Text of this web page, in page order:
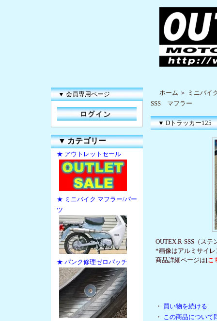
▼ 会員専用ページ
▼カテゴリー
★ アウトレットセール
★ ミニバイク マフラー/パー
ツ
★ パンク修理ゼロパッチ
ホーム ＞ ミニバイ
SSS マフラー
▼ Dトラッカー125
OUTEX.R-SSS（ス
*画像はアルミサイ
商品詳細ページは[こ
・ 買い物を続ける
・ この商品について